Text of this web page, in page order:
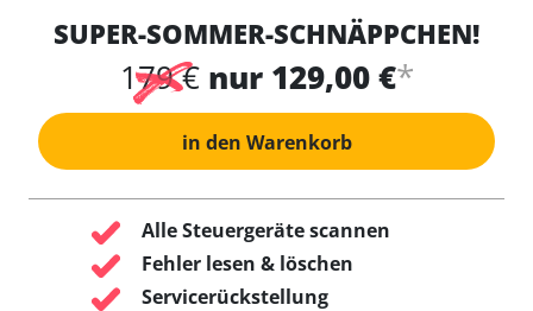
SUPER-SOMMER-SCHNÄPPCHEN!
179 € nur 129,00 €*
in den Warenkorb
Alle Steuergeräte scannen
Fehler lesen & löschen
Servicerückstellung